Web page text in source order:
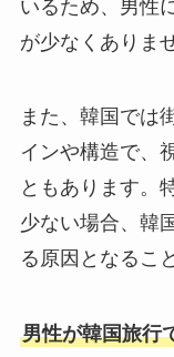
いるため、男性
が少なくありま
また、韓国では
インや構造で、
ともあります。
少ない場合、韓
る原因となるこ
男性が韓国旅行